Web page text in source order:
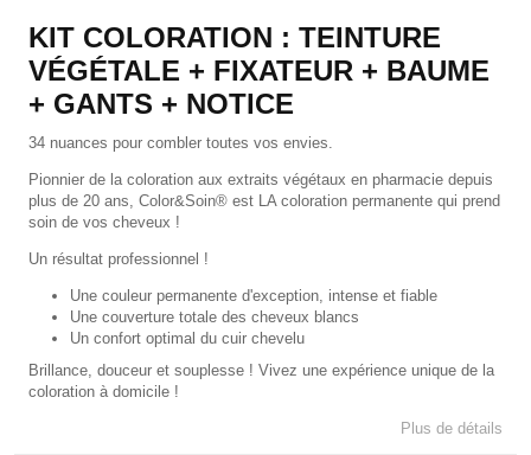
KIT COLORATION : TEINTURE
VÉGÉTALE + FIXATEUR + BAUME
+ GANTS + NOTICE
34 nuances pour combler toutes vos envies.
Pionnier de la coloration aux extraits végétaux en pharmacie depuis
plus de 20 ans, Color&Soin® est LA coloration permanente qui prend
soin de vos cheveux !
Un résultat professionnel !
Une couleur permanente d'exception, intense et fiable
Une couverture totale des cheveux blancs
Un confort optimal du cuir chevelu
Brillance, douceur et souplesse ! Vivez une expérience unique de la
coloration à domicile !
Plus de détails